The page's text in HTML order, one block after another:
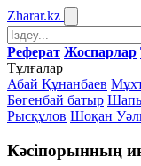
Zharar.kz
Реферат Жоспарлар
Тұлғалар
Абай Құнанбаев
Бөгенбай батыр
Рысқұлов Шоқан
Кәсіпорынның